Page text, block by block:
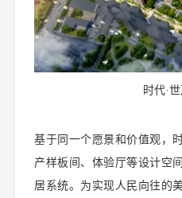
时代·
基于同一个愿景和价值观，
产样板间、体验厅等设计空
居系统。为实现人民向往的